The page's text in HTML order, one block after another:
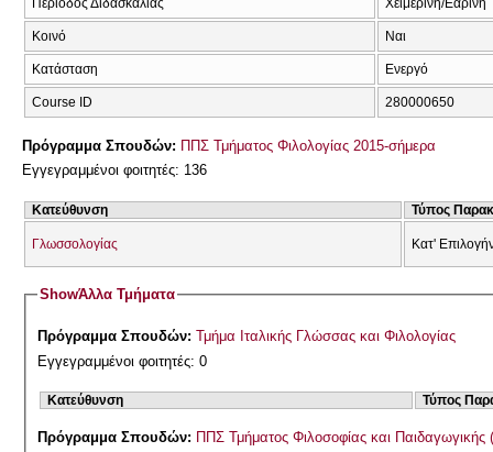
Περίοδος Διδασκαλίας Χειμερινή/Εαρινή
Κοινό Ναι
Κατάσταση Ενεργό
Course ID 280000650
Πρόγραμμα Σπουδών: ΠΠΣ Τμήματος Φιλολογίας 2015-σήμερα
Εγγεγραμμένοι φοιτητές: 136
Κατεύθυνση Τύπος
Γλωσσολογίας Κατ'
ShowΆλλα Τμήματα
Πρόγραμμα Σπουδών:Τμήμα Ιταλικής Γλώσσας και Φιλολογίας
Εγγεγραμμένοι φοιτητές: 0
Κατεύθυνση Τύπος
Πρόγραμμα Σπουδών: ΠΠΣ Τμήματος Φιλοσοφίας και Παιδαγωγικής